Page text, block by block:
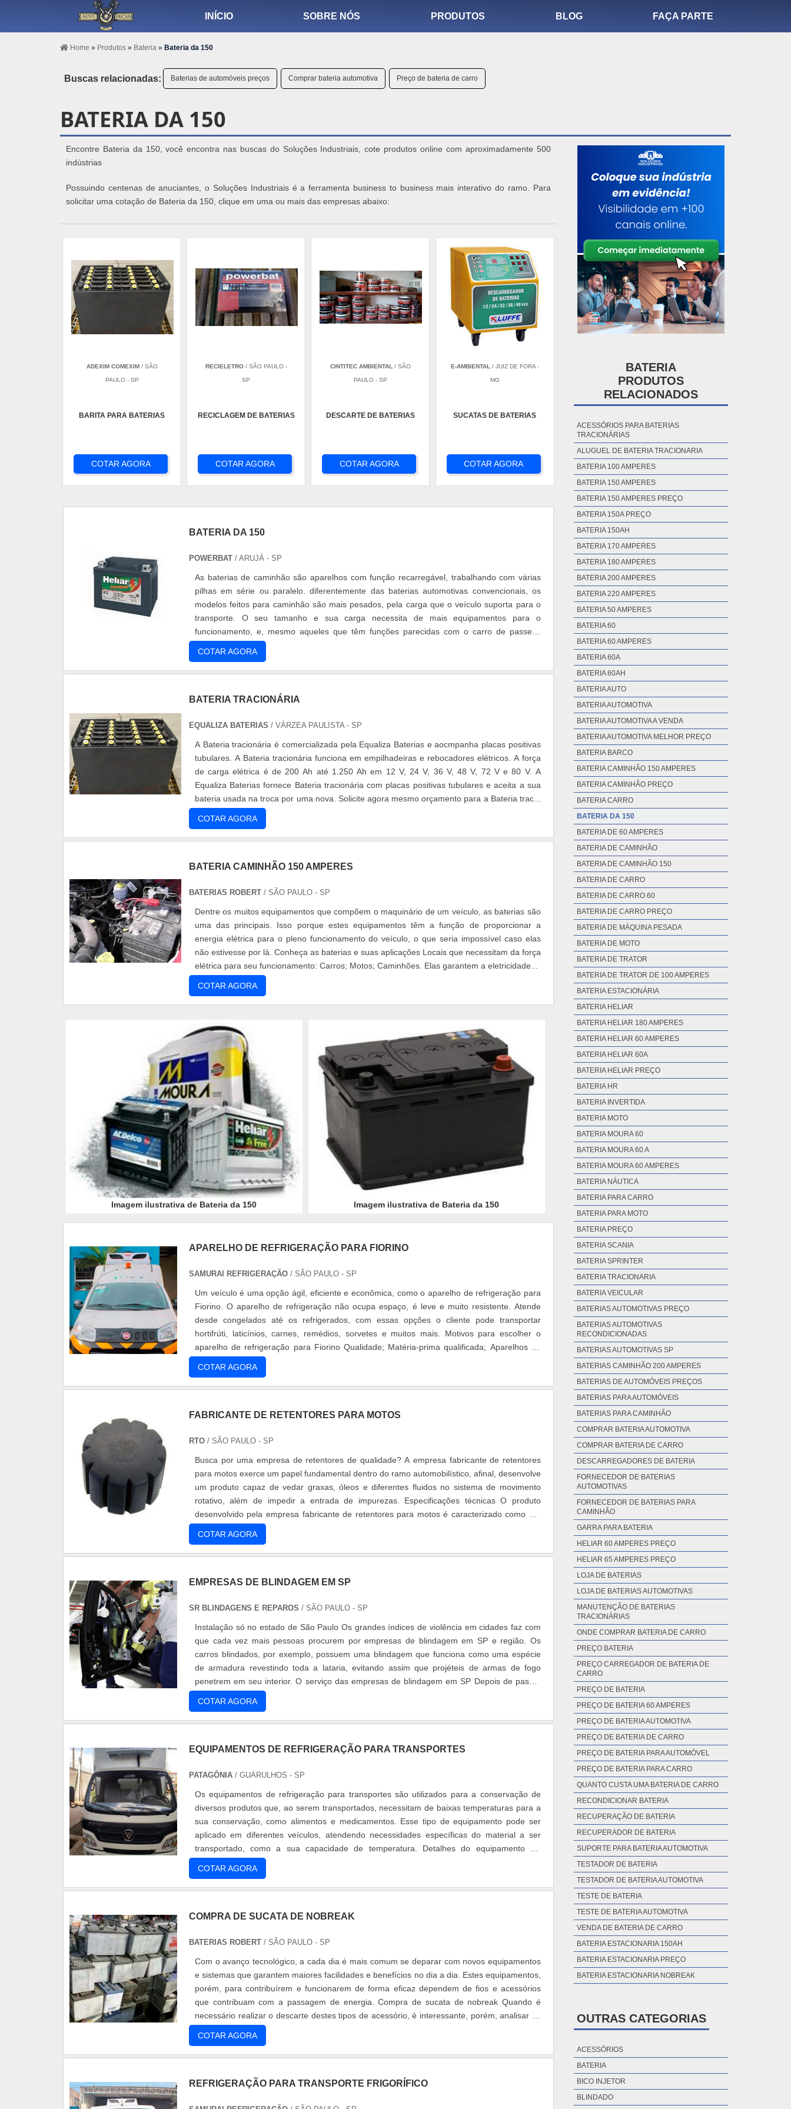
INÍCIO SOBRE NÓS PRODUTOS BLOG FAÇA PARTE
Home » Produtos » Bateria » Bateria da 150
Buscas relacionadas: Baterias de automóveis preços Comprar bateria automotiva Preço de bateria de carro
BATERIA DA 150
Encontre Bateria da 150, você encontra nas buscas do Soluções Industriais, cote produtos online com aproximadamente 500
indústrias
Possuindo centenas de anuciantes, o Soluções Industriais é a ferramenta business to business mais interativo do ramo. Para
solicitar uma cotação de Bateria da 150, clique em uma ou mais das empresas abaixo:
ADEXIM COMEXIM/ SÃO
PAULO - SP
BARITA PARA BATERIAS
COTAR AGORA
RECIELETRO/ SÃO PAULO -
SP
RECICLAGEM DE BATERIAS
COTAR AGORA
CINTITEC AMBIENTAL / SÃO
PAULO - SP
DESCARTE DE BATERIAS
COTAR AGORA
E-AMBIENTAL / JUIZ DE FORA -
MG
SUCATAS DE BATERIAS
COTAR AGORA
BATERIA DA 150
POWERBAT / ARUJÁ - SP
As baterias de caminhão são aparelhos com função recarregável, trabalhando com várias
pilhas em série ou paralelo. diferentemente das baterias automotivas convencionais, os
modelos feitos para caminhão são mais pesados, pela carga que o veículo suporta para o
transporte. O seu tamanho e sua carga necessita de mais equipamentos para o
funcionamento, e, mesmo aqueles que têm funções parecidas com o carro de passeio,
principalmente, bateria da 150. ...
COTAR AGORA
BATERIA TRACIONÁRIA
EQUALIZA BATERIAS / VÁRZEA PAULISTA - SP
A Bateria tracionária é comercializada pela Equaliza Baterias e aocmpanha placas positivas
tubulares. A Bateria tracionária funciona em empilhadeiras e rebocadores elétricos. A força
de carga elétrica é de 200 Ah até 1.250 Ah em 12 V, 24 V, 36 V, 48 V, 72 V e 80 V. A
Equaliza Baterias fornece Bateria tracionária com placas positivas tubulares e aceita a sua
bateria usada na troca por uma nova. Solicite agora mesmo orçamento para a Bateria trac...
COTAR AGORA
BATERIA CAMINHÃO 150 AMPERES
BATERIAS ROBERT / SÃO PAULO - SP
Dentre os muitos equipamentos que compõem o maquinário de um veículo, as baterias são
uma das principais. Isso porque estes equipamentos têm a função de proporcionar a
energia elétrica para o pleno funcionamento do veículo, o que seria impossível caso elas
não estivesse por lá. Conheça as baterias e suas aplicações Locais que necessitam da força
elétrica para seu funcionamento: Carros; Motos; Caminhões. Elas garantem a eletricidade...
COTAR AGORA
Imagem ilustrativa de Bateria da 150 Imagem ilustrativa de Bateria da 150
APARELHO DE REFRIGERAÇÃO PARA FIORINO
SAMURAI REFRIGERAÇÃO/ SÃO PAULO - SP
Um veículo é uma opção ágil, eficiente e econômica, como o aparelho de refrigeração para
Fiorino. O aparelho de refrigeração não ocupa espaço, é leve e muito resistente. Atende
desde congelados até os refrigerados, com essas opções o cliente pode transportar
hortifrúti, laticínios, carnes, remédios, sorvetes e muitos mais. Motivos para escolher o
aparelho de refrigeração para Fiorino Qualidade; Matéria-prima qualificada; Aparelhos de
COTAR AGORA
FABRICANTE DE RETENTORES PARA MOTOS
RTO/ SÃO PAULO - SP
Busca por uma empresa de retentores de qualidade? A empresa fabricante de retentores
para motos exerce um papel fundamental dentro do ramo automobilístico, afinal, desenvolve
um produto capaz de vedar graxas, óleos e diferentes fluidos no sistema de movimento
rotativo, além de impedir a entrada de impurezas. Especificações técnicas O produto
desenvolvido pela empresa fabricante de retentores para motos é caracterizado como um
COTAR AGORA
EMPRESAS DE BLINDAGEM EM SP
SR BLINDAGENS E REPAROS / SÃO PAULO - SP
Instalação só no estado de São Paulo Os grandes índices de violência em cidades faz com
que cada vez mais pessoas procurem por empresas de blindagem em SP e região. Os
carros blindados, por exemplo, possuem uma blindagem que funciona como uma espécie
de armadura revestindo toda a lataria, evitando assim que projéteis de armas de fogo
penetrem em seu interior. O serviço das empresas de blindagem em SP Depois de passar
por uma vistoria para ve....
COTAR AGORA
EQUIPAMENTOS DE REFRIGERAÇÃO PARA TRANSPORTES
PATAGÔNIA/ GUARULHOS - SP
Os equipamentos de refrigeração para transportes são utilizados para a conservação de
diversos produtos que, ao serem transportados, necessitam de baixas temperaturas para a
sua conservação, como alimentos e medicamentos. Esse tipo de equipamento pode ser
aplicado em diferentes veículos, atendendo necessidades específicas do material a ser
transportado, como a sua capacidade de temperatura. Detalhes do equipamento Os
equipamentos de refrigeraçã....
COTAR AGORA
COMPRA DE SUCATA DE NOBREAK
BATERIAS ROBERT/ SÃO PAULO - SP
Com o avanço tecnológico, a cada dia é mais comum se deparar com novos equipamentos
e sistemas que garantem maiores facilidades e benefícios no dia a dia. Estes equipamentos,
porém, para contribuírem e funcionarem de forma eficaz dependem de fios e acessórios
que contribuam com a passagem de energia. Compra de sucata de nobreak Quando é
necessário realizar o descarte destes tipos de acessório, é interessante, porém, analisar se
COTAR AGORA
REFRIGERAÇÃO PARA TRANSPORTE FRIGORÍFICO
BATERIA
PRODUTOS
RELACIONADOS
ACESSÓRIOS PARA BATERIAS
TRACIONÁRIAS
ALUGUEL DE BATERIA TRACIONARIA
BATERIA 100 AMPERES
BATERIA 150 AMPERES
BATERIA 150 AMPERES PREÇO
BATERIA 150A PREÇO
BATERIA 150AH
BATERIA 170 AMPERES
BATERIA 180 AMPERES
BATERIA 200 AMPERES
BATERIA 220 AMPERES
BATERIA 50 AMPERES
BATERIA 60
BATERIA 60 AMPERES
BATERIA 60A
BATERIA 60AH
BATERIA AUTO
BATERIA AUTOMOTIVA
BATERIA AUTOMOTIVA A VENDA
BATERIA AUTOMOTIVA MELHOR PREÇO
BATERIA BARCO
BATERIA CAMINHÃO 150 AMPERES
BATERIA CAMINHÃO PREÇO
BATERIA CARRO
BATERIA DA 150
BATERIA DE 60 AMPERES
BATERIA DE CAMINHÃO
BATERIA DE CAMINHÃO 150
BATERIA DE CARRO
BATERIA DE CARRO 60
BATERIA DE CARRO PREÇO
BATERIA DE MÁQUINA PESADA
BATERIA DE MOTO
BATERIA DE TRATOR
BATERIA DE TRATOR DE 100 AMPERES
BATERIA ESTACIONÁRIA
BATERIA HELIAR
BATERIA HELIAR 180 AMPERES
BATERIA HELIAR 60 AMPERES
BATERIA HELIAR 60A
BATERIA HELIAR PREÇO
BATERIA HR
BATERIA INVERTIDA
BATERIA MOTO
BATERIA MOURA 60
BATERIA MOURA 60 A
BATERIA MOURA 60 AMPERES
BATERIA NÁUTICA
BATERIA PARA CARRO
BATERIA PARA MOTO
BATERIA PREÇO
BATERIA SCANIA
BATERIA SPRINTER
BATERIA TRACIONARIA
BATERIA VEICULAR
BATERIAS AUTOMOTIVAS PREÇO
BATERIAS AUTOMOTIVAS
RECONDICIONADAS
BATERIAS AUTOMOTIVAS SP
BATERIAS CAMINHÃO 200 AMPERES
BATERIAS DE AUTOMÓVEIS PREÇOS
BATERIAS PARA AUTOMÓVEIS
BATERIAS PARA CAMINHÃO
COMPRAR BATERIA AUTOMOTIVA
COMPRAR BATERIA DE CARRO
DESCARREGADORES DE BATERIA
FORNECEDOR DE BATERIAS
AUTOMOTIVAS
FORNECEDOR DE BATERIAS PARA
CAMINHÃO
GARRA PARA BATERIA
HELIAR 60 AMPERES PREÇO
HELIAR 65 AMPERES PREÇO
LOJA DE BATERIAS
LOJA DE BATERIAS AUTOMOTIVAS
MANUTENÇÃO DE BATERIAS
TRACIONÁRIAS
ONDE COMPRAR BATERIA DE CARRO
PREÇO BATERIA
PREÇO CARREGADOR DE BATERIA DE
CARRO
PREÇO DE BATERIA
PREÇO DE BATERIA 60 AMPERES
PREÇO DE BATERIA AUTOMOTIVA
PREÇO DE BATERIA DE CARRO
PREÇO DE BATERIA PARA AUTOMÓVEL
PREÇO DE BATERIA PARA CARRO
QUANTO CUSTA UMA BATERIA DE CARRO
RECONDICIONAR BATERIA
RECUPERAÇÃO DE BATERIA
RECUPERADOR DE BATERIA
SUPORTE PARA BATERIA AUTOMOTIVA
TESTADOR DE BATERIA
TESTADOR DE BATERIA AUTOMOTIVA
TESTE DE BATERIA
TESTE DE BATERIA AUTOMOTIVA
VENDA DE BATERIA DE CARRO
BATERIA ESTACIONARIA 150AH
BATERIA ESTACIONARIA PREÇO
BATERIA ESTACIONARIA NOBREAK
OUTRAS CATEGORIAS
ACESSÓRIOS
BATERIA
BICO INJETOR
BLINDADO